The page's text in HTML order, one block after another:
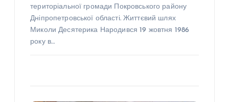
територіальної громади Покровського району
Дніпропетровської області. Життєвий шлях
Миколи Десятерика Народився 19 жовтня 1986
року в…